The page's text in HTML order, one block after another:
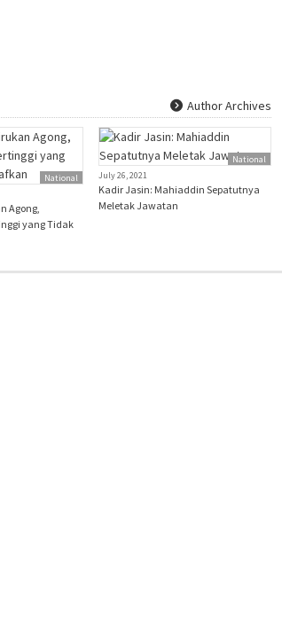
Author Archives
National
Agong,
yang Tidak
National
July 26, 2021
Kadir Jasin: Mahiaddin Sepatutnya
Meletak Jawatan